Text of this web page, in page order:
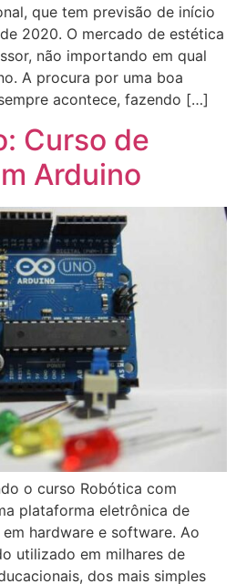
que tem previsão de início
2020. O mercado de estética
não importando em qual
A procura por uma boa
acontece, fazendo […]
Curso de
Arduino
o curso Robótica com
plataforma eletrônica de
hardware e software. Ao
utilizado em milhares de
dos mais simples